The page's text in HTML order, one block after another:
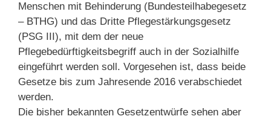
Menschen mit Behinderung (Bundesteilhabegesetz
– BTHG) und das Dritte Pflegestärkungsgesetz
(PSG III), mit dem der neue
Pflegebedürftigkeitsbegriff auch in der Sozialhilfe
eingeführt werden soll. Vorgesehen ist, dass beide
Gesetze bis zum Jahresende 2016 verabschiedet
werden.
Die bisher bekannten Gesetzentwürfe sehen aber